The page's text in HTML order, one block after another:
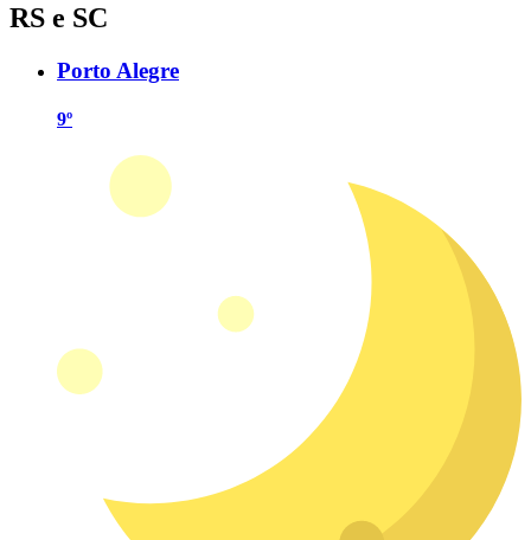
RS e SC
Porto Alegre
9º